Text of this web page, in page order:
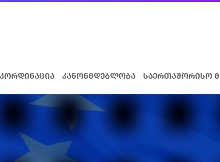
კორდინაცია კანონმდებლობა საერთაშორისო